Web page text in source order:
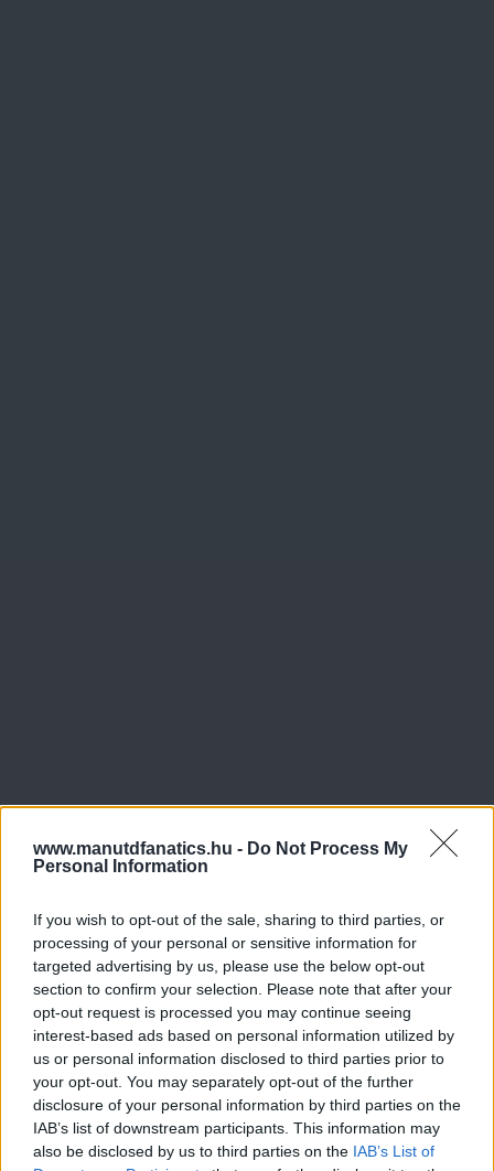
www.manutdfanatics.hu - Do Not Process My
Personal Information
If you wish to opt-out of the sale, sharing to third parties, or
processing of your personal or sensitive information for
targeted advertising by us, please use the below opt-out
section to confirm your selection. Please note that after your
opt-out request is processed you may continue seeing
interest-based ads based on personal information utilized by
us or personal information disclosed to third parties prior to
your opt-out. You may separately opt-out of the further
disclosure of your personal information by third parties on the
IAB’s list of downstream participants. This information may
also be disclosed by us to third parties on the IAB’s List of